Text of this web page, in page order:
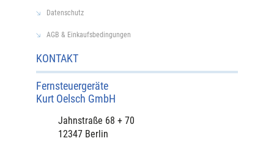
KONTAKT
Fernsteuergeräte
Kurt Oelsch GmbH​
​Jahnstraße 68 + 70
12347 Berlin
Datenschutz
AGB & Einkaufsbedingungen